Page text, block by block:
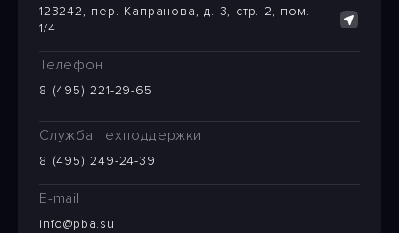
123242, пер. Капранова, д. 3, стр. 2, пом.
1/4
Телефон
8 (495) 221-29-65
Служба техподдержки
8 (495) 249-24-39
E-mail
info@pba.su